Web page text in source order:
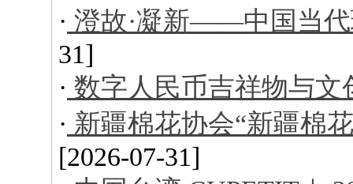
· 澄故·凝新——中国当
31]
· 数字人民币吉祥物与文
· 新疆棉花协会“新疆棉
[2026-07-31]